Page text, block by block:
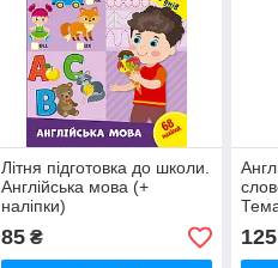
Літня підготовка до школи.
Англійська мова (+
наліпки)
85₴ 125